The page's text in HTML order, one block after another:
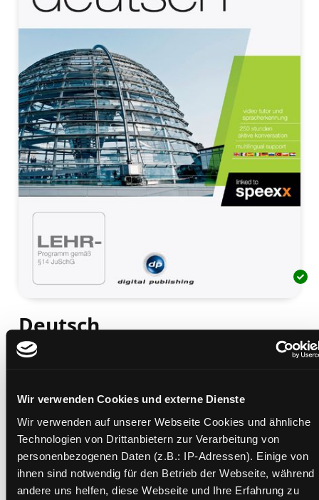
Wir verwenden Cookies und externe Dienste
Wir verwenden auf unserer Webseite Cookies und ähnliche
Technologien von Drittanbietern zur Verarbeitung von
personenbezogenen Daten (z.B.: IP-Adressen). Einige von
ihnen sind notwendig für den Betrieb der Webseite, während
andere uns helfen, diese Webseite und Ihre Erfahrung zu
Deutsch
Kommunikationstrainer
Mediengruppe:Sprachtrainingspaket
Beschreibung ein-/ausblenden
Mehr Informationen ein-/ausblenden